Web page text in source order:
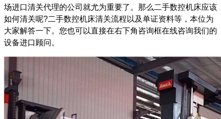
场进口清关代理的公司就尤为重要了。那么二手数控机床应该
如何清关呢?二手数控机床清关流程以及单证资料等，本位为
大家解答一下。您也可以直接在右下角咨询框在线咨询我们的
设备进口顾问。